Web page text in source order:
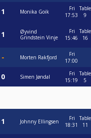
Monika Goik
Fri
17:53
Table
9
Øyvind
Grindstein Vinje
Fri
15:46
Table
16
Morten Rakfjord
Fri
17:00
Simen Jøndal
Fri
15:19
Table
5
Johnny Ellingsen
Fri
18:31
Table
11